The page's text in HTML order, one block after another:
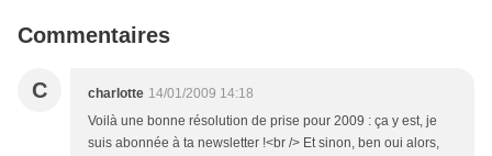
Commentaires
C charlotte 14/01/2009 14:18
Voilà une bonne résolution de prise pour 2009 : ça y est, je
suis abonnée à ta newsletter !<br /> Et sinon, ben oui alors,